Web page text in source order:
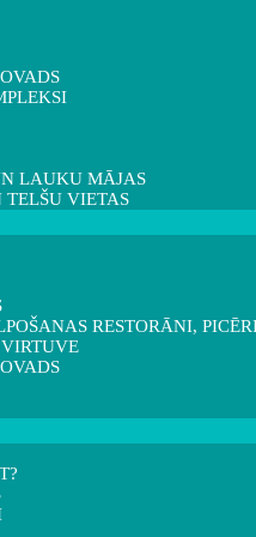
LAUKU MĀJAS
VIETAS
RESTORĀNI,